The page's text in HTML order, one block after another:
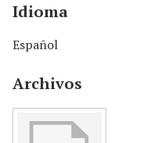
Idioma
Español
Archivos